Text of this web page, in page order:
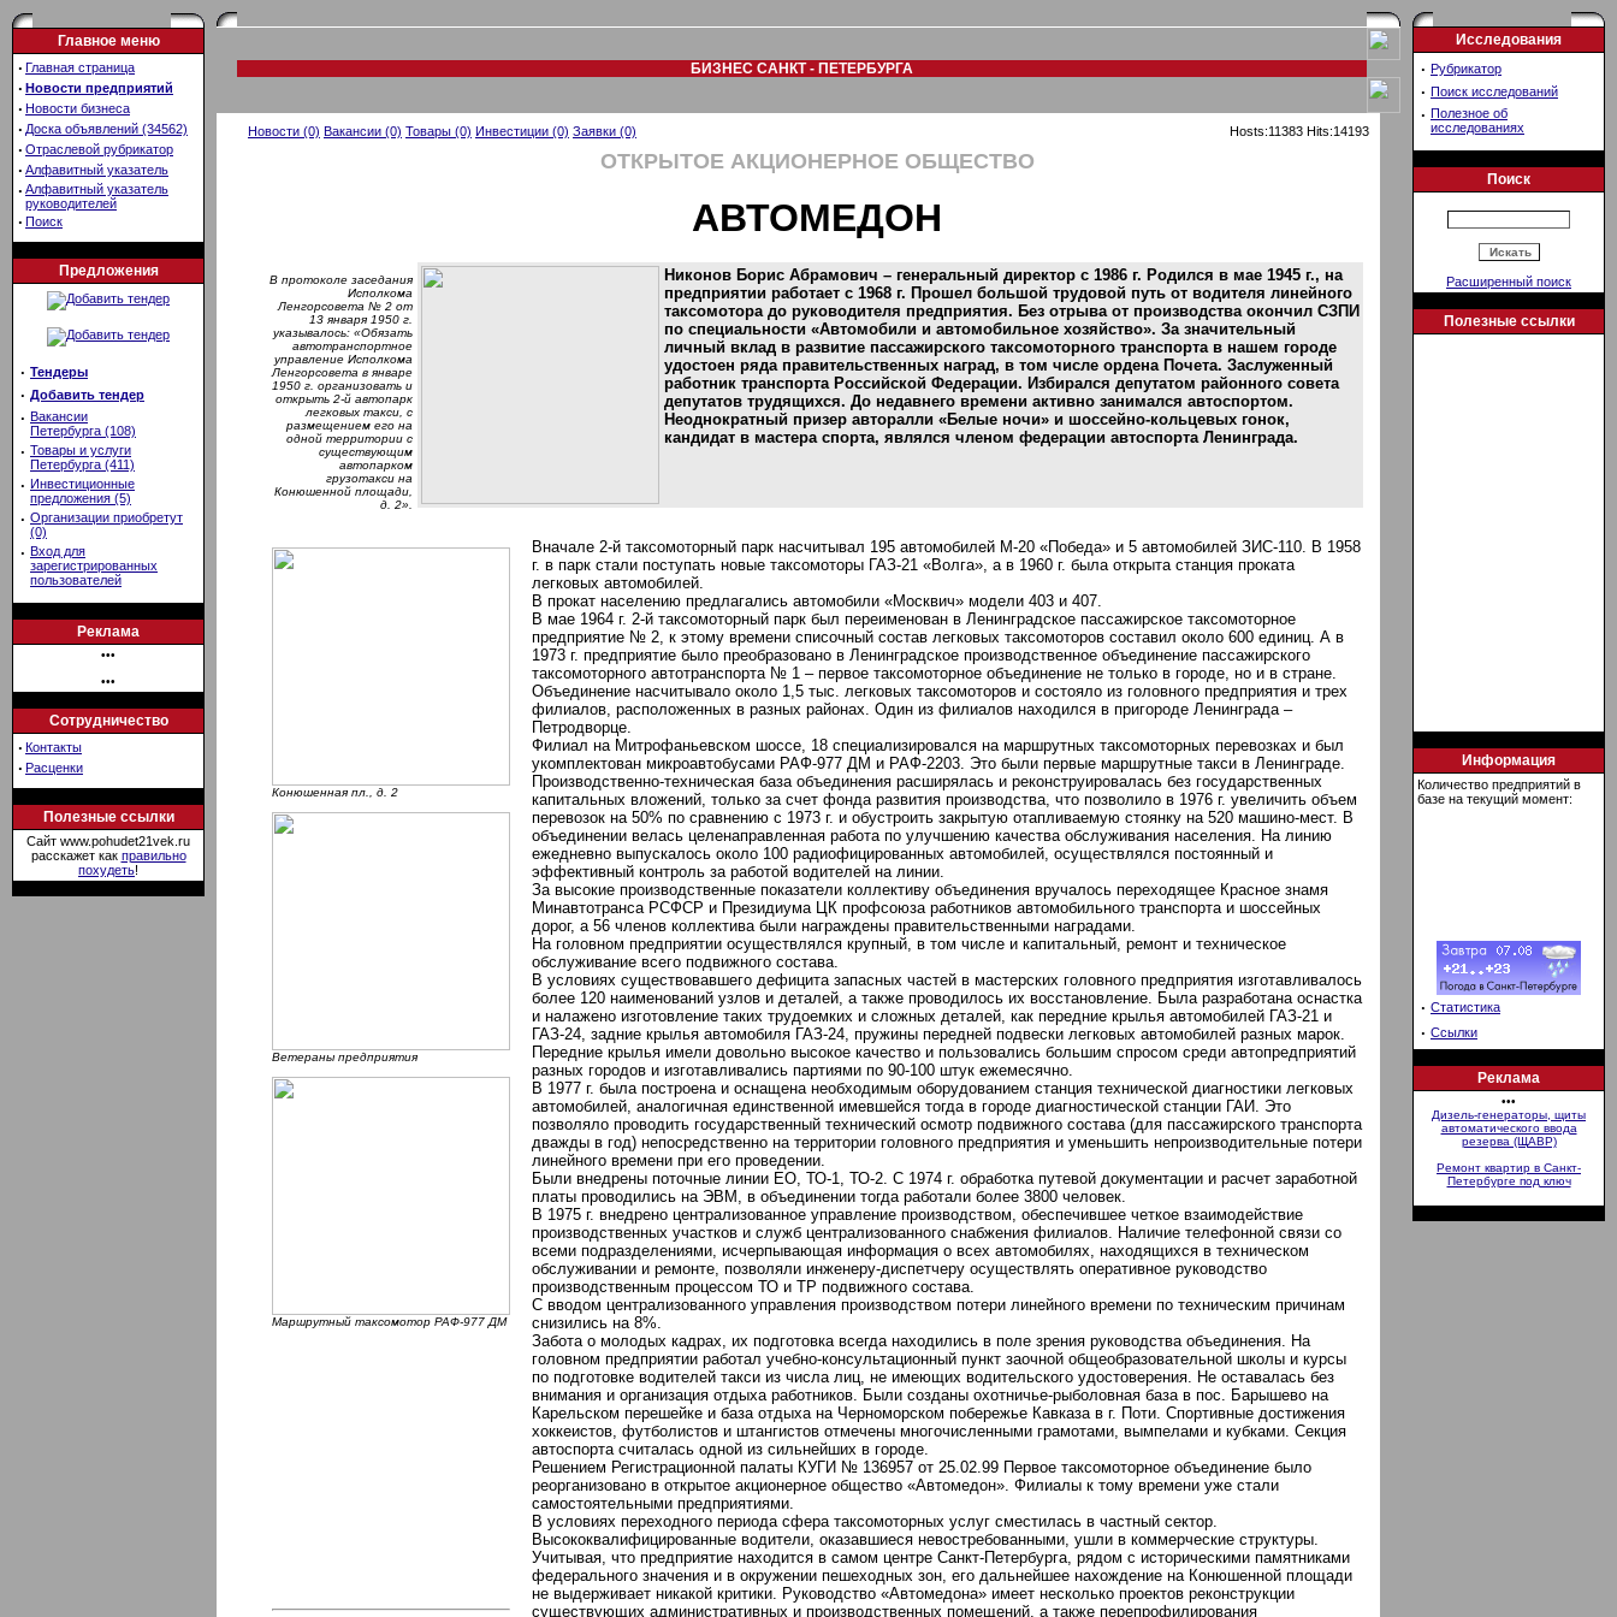
Главное меню
· Главная страница
· Новости предприятий
· Новости бизнеса
· Доска объявлений (34562)
· Отраслевой рубрикатор
· Алфавитный указатель
· Алфавитный указатель
руководителей
· Поиск
Предложения
· Тендеры
· Добавить тендер
· Вакансии
Петербурга (108)
· Товары и услуги
Петербурга (411)
· Инвестиционные
предложения (5)
· Организации приобретут
(0)
· Вход для
зарегистрированных
пользователей
Реклама
•••
•••
Сотрудничество
· Контакты
· Расценки
Полезные ссылки
Сайт www.pohudet21vek.ru
расскажет как правильно
похудеть!
БИЗНЕС САНКТ - ПЕТЕРБУРГА
Новости (0) Вакансии (0) Товары (0) Инвестиции (0) Заявки (0) Hosts:11383 Hits:14193
ОТКРЫТОЕ АКЦИОНЕРНОЕ ОБЩЕСТВО
АВТОМЕДОН
В протоколе заседания
Исполкома
Ленгорсовета № 2 от
13 января 1950 г.
указывалось: «Обязать
автотранспортное
управление Исполкома
Ленгорсовета в январе
1950 г. организовать и
открыть 2-й автопарк
легковых такси, с
размещением его на
одной территории с
существующим
автопарком
грузотакси на
Конюшенной площади,
д. 2».
Никонов Борис Абрамович – генеральный директор с 1986 г. Родился в мае 1945 г., на
предприятии работает с 1968 г. Прошел большой трудовой путь от водителя линейного
таксомотора до руководителя предприятия. Без отрыва от производства окончил СЗПИ
по специальности «Автомобили и автомобильное хозяйство». За значительный
личный вклад в развитие пассажирского таксомоторного транспорта в нашем городе
удостоен ряда правительственных наград, в том числе ордена Почета. Заслуженный
работник транспорта Российской Федерации. Избирался депутатом районного совета
депутатов трудящихся. До недавнего времени активно занимался автоспортом.
Неоднократный призер авторалли «Белые ночи» и шоссейно-кольцевых гонок,
кандидат в мастера спорта, являлся членом федерации автоспорта Ленинграда.
Конюшенная пл., д. 2
Ветераны предприятия
Маршрутный таксомотор РАФ-977 ДМ
Вначале 2-й таксомоторный парк насчитывал 195 автомобилей М-20 «Победа» и 5 автомобилей ЗИС-110. В 1958
г. в парк стали поступать новые таксомоторы ГАЗ-21 «Волга», а в 1960 г. была открыта станция проката
легковых автомобилей.
В прокат населению предлагались автомобили «Москвич» модели 403 и 407.
В мае 1964 г. 2-й таксомоторный парк был переименован в Ленинградское пассажирское таксомоторное
предприятие № 2, к этому времени списочный состав легковых таксомоторов составил около 600 единиц. А в
1973 г. предприятие было преобразовано в Ленинградское производственное объединение пассажирского
таксомоторного автотранспорта № 1 – первое таксомоторное объединение не только в городе, но и в стране.
Объединение насчитывало около 1,5 тыс. легковых таксомоторов и состояло из головного предприятия и трех
филиалов, расположенных в разных районах. Один из филиалов находился в пригороде Ленинграда –
Петродворце.
Филиал на Митрофаньевском шоссе, 18 специализировался на маршрутных таксомоторных перевозках и был
укомплектован микроавтобусами РАФ-977 ДМ и РАФ-2203. Это были первые маршрутные такси в Ленинграде.
Производственно-техническая база объединения расширялась и реконструировалась без государственных
капитальных вложений, только за счет фонда развития производства, что позволило в 1976 г. увеличить объем
перевозок на 50% по сравнению с 1973 г. и обустроить закрытую отапливаемую стоянку на 520 машино-мест. В
объединении велась целенаправленная работа по улучшению качества обслуживания населения. На линию
ежедневно выпускалось около 100 радиофицированных автомобилей, осуществлялся постоянный и
эффективный контроль за работой водителей на линии.
За высокие производственные показатели коллективу объединения вручалось переходящее Красное знамя
Минавтотранса РСФСР и Президиума ЦК профсоюза работников автомобильного транспорта и шоссейных
дорог, а 56 членов коллектива были награждены правительственными наградами.
На головном предприятии осуществлялся крупный, в том числе и капитальный, ремонт и техническое
обслуживание всего подвижного состава.
В условиях существовавшего дефицита запасных частей в мастерских головного предприятия изготавливалось
более 120 наименований узлов и деталей, а также проводилось их восстановление. Была разработана оснастка
и налажено изготовление таких трудоемких и сложных деталей, как передние крылья автомобилей ГАЗ-21 и
ГАЗ-24, задние крылья автомобиля ГАЗ-24, пружины передней подвески легковых автомобилей разных марок.
Передние крылья имели довольно высокое качество и пользовались большим спросом среди автопредприятий
разных городов и изготавливались партиями по 90-100 штук ежемесячно.
В 1977 г. была построена и оснащена необходимым оборудованием станция технической диагностики легковых
автомобилей, аналогичная единственной имевшейся тогда в городе диагностической станции ГАИ. Это
позволяло проводить государственный технический осмотр подвижного состава (для пассажирского транспорта
дважды в год) непосредственно на территории головного предприятия и уменьшить непроизводительные потери
линейного времени при его проведении.
Были внедрены поточные линии ЕО, ТО-1, ТО-2. С 1974 г. обработка путевой документации и расчет заработной
платы проводились на ЭВМ, в объединении тогда работали более 3800 человек.
В 1975 г. внедрено централизованное управление производством, обеспечившее четкое взаимодействие
производственных участков и служб централизованного снабжения филиалов. Наличие телефонной связи со
всеми подразделениями, исчерпывающая информация о всех автомобилях, находящихся в техническом
обслуживании и ремонте, позволяли инженеру-диспетчеру осуществлять оперативное руководство
производственным процессом ТО и ТР подвижного состава.
С вводом централизованного управления производством потери линейного времени по техническим причинам
снизились на 8%.
Забота о молодых кадрах, их подготовка всегда находились в поле зрения руководства объединения. На
головном предприятии работал учебно-консультационный пункт заочной общеобразовательной школы и курсы
по подготовке водителей такси из числа лиц, не имеющих водительского удостоверения. Не оставалась без
внимания и организация отдыха работников. Были созданы охотничье-рыболовная база в пос. Барышево на
Карельском перешейке и база отдыха на Черноморском побережье Кавказа в г. Поти. Спортивные достижения
хоккеистов, футболистов и штангистов отмечены многочисленными грамотами, вымпелами и кубками. Секция
автоспорта считалась одной из сильнейших в городе.
Решением Регистрационной палаты КУГИ № 136957 от 25.02.99 Первое таксомоторное объединение было
реорганизовано в открытое акционерное общество «Автомедон». Филиалы к тому времени уже стали
самостоятельными предприятиями.
В условиях переходного периода сфера таксомоторных услуг сместилась в частный сектор.
Высококвалифицированные водители, оказавшиеся невостребованными, ушли в коммерческие структуры.
Учитывая, что предприятие находится в самом центре Санкт-Петербурга, рядом с историческими памятниками
федерального значения и в окружении пешеходных зон, его дальнейшее нахождение на Конюшенной площади
не выдерживает никакой критики. Руководство «Автомедона» имеет несколько проектов реконструкции
существующих административных и производственных помещений, а также перепрофилирования
Исследования
· Рубрикатор
· Поиск исследований
· Полезное об
исследованиях
Поиск
Расширенный поиск
Полезные ссылки
Информация
Количество предприятий в
базе на текущий момент:
· Статистика
· Ссылки
Реклама
•••
Дизель-генераторы, щиты
автоматического ввода
резерва (ЩАВР)
Ремонт квартир в Санкт-
Петербурге под ключ